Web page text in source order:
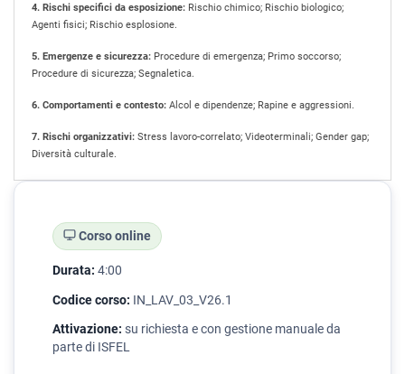
4. Rischi specifici da esposizione: Rischio chimico; Rischio biologico;
Agenti fisici; Rischio esplosione.
5. Emergenze e sicurezza: Procedure di emergenza; Primo soccorso;
Procedure di sicurezza; Segnaletica.
6. Comportamenti e contesto: Alcol e dipendenze; Rapine e aggressioni.
7. Rischi organizzativi: Stress lavoro-correlato; Videoterminali; Gender gap;
Diversità culturale.
Corso online
Durata: 4:00
Codice corso: IN_LAV_03_V26.1
Attivazione: su richiesta e con gestione manuale da
parte di ISFEL